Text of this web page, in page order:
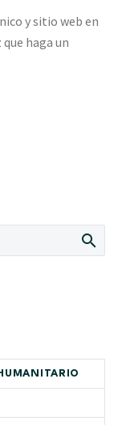
y sitio web en
haga un